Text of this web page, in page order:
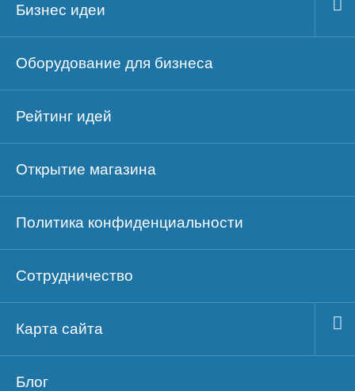
Бизнес идеи
Оборудование для бизнеса
Рейтинг идей
Открытие магазина
Политика конфиденциальности
Сотрудничество
Карта сайта
Блог